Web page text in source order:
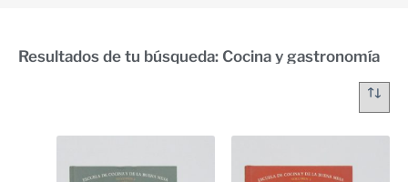
Resultados de tu búsqueda: Cocina y gastronomía